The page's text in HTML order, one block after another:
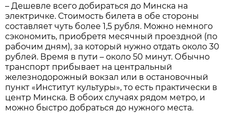
– Дешевле всего добираться до Минска на
электричке. Стоимость билета в обе стороны
составляет чуть более 1,5 рубля. Можно немного
сэкономить, приобретя месячный проездной (по
рабочим дням), за который нужно отдать около 30
рублей. Время в пути – около 50 минут. Обычно
транспорт прибывает на центральный
железнодорожный вокзал или в остановочный
пункт «Институт культуры», то есть практически в
центр Минска. В обоих случаях рядом метро, и
можно быстро добраться до нужного места.